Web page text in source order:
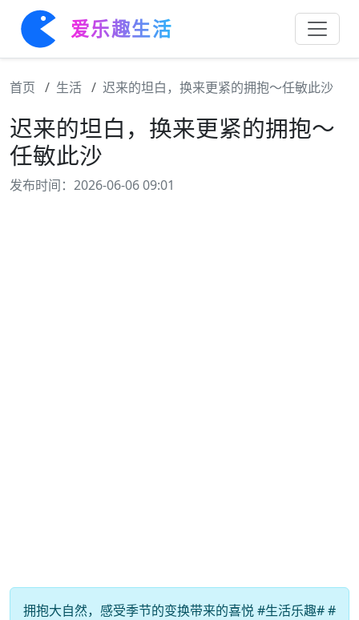
爱乐趣生活
首页 生活 迟来的坦白，换来更紧的拥抱～任敏此沙
迟来的坦白，换来更紧的拥抱～
任敏此沙
发布时间：2026-06-06 09:01
拥抱大自然，感受季节的变换带来的喜悦 #生活乐趣# #